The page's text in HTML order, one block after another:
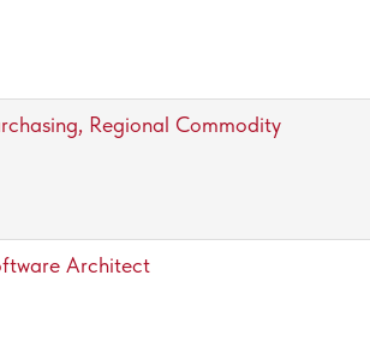
Regional Commodity
Architect